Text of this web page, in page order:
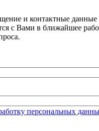
и контактные
с Вами в ближайшее
персональных